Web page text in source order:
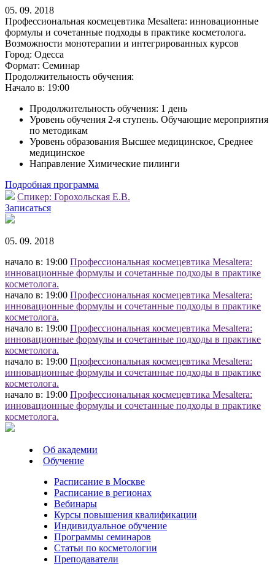
05. 09. 2018
Профессиональная космецевтика Mesaltera: инновационные
формулы и сочетанные подходы в практике косметолога.
Возможности монотерапии и интегрированных курсов
Город: Одесса
Формат: Семинар
Продолжительность обучения:
Начало в: 19:00
Продолжительность обучения: 1 день
Уровень обучения 2-я ступень. Обучающие мероприятия
по методикам
Уровень образования Высшее медицинское, Среднее
медицинское
Направление Химические пилинги
Подробная программа
Спикер: Горохольская Е.В.
Записаться
05. 09. 2018
начало в: 19:00 Профессиональная космецевтика Mesaltera:
инновационные формулы и сочетанные подходы в практике
косметолога.
начало в: 19:00 Профессиональная космецевтика Mesaltera:
инновационные формулы и сочетанные подходы в практике
косметолога.
начало в: 19:00 Профессиональная космецевтика Mesaltera:
инновационные формулы и сочетанные подходы в практике
косметолога.
начало в: 19:00 Профессиональная космецевтика Mesaltera:
инновационные формулы и сочетанные подходы в практике
косметолога.
начало в: 19:00 Профессиональная космецевтика Mesaltera:
инновационные формулы и сочетанные подходы в практике
косметолога.
Об академии
Обучение
Расписание в Москве
Расписание в регионах
Вебинары
Курсы повышения квалификации
Индивидуальное обучение
Программы семинаров
Статьи по косметологии
Преподаватели